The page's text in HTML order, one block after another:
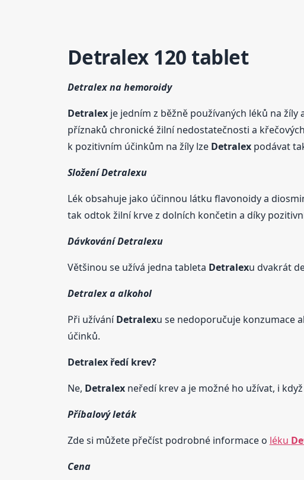
Detralex120 tablet
Detralexna hemoroidy
Detralexje jedním z běžně používaných léků na
příznaků chronické žilní nedostatečnosti a
k pozitivním účinkům na žíly lze Detralexpodávat
SloženíDetralexu
Lék obsahuje jako účinnou látku flavonoidy a
tak odtok žilní krve z dolních končetin a díky
DávkováníDetralexu
Většinou se užívá jedna tableta Detralexu dvakrát
Detralexa alkohol
Při užíváníDetralexu se nedoporučuje konzumace
účinků.
Detralexředí krev?
Ne, Detralexneředí krev a je možné ho užívat, i
Příbalový leták
Zde si můžete přečíst podrobné informace o léku
Cena